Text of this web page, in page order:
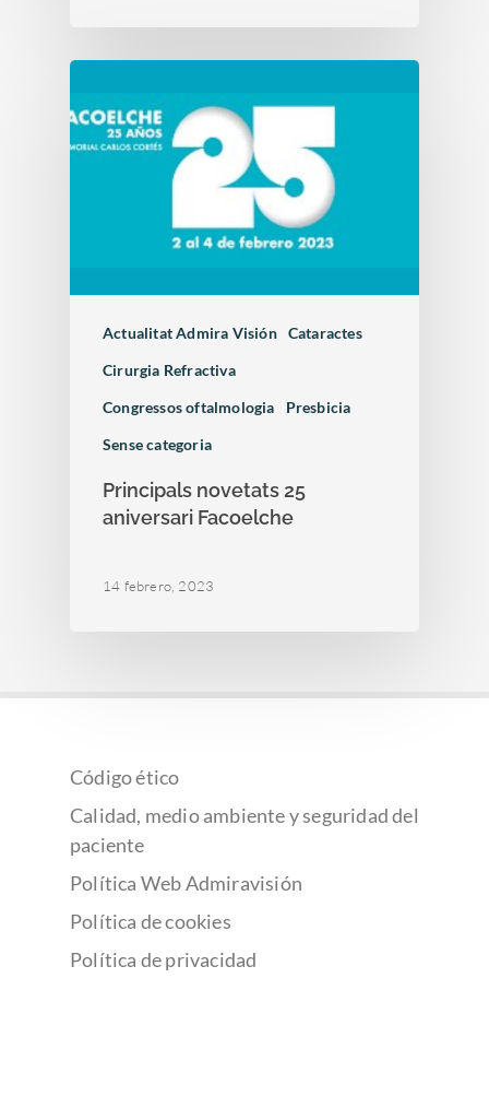
Actualitat Admira Visión Cataractes
Cirurgia Refractiva
Congressos oftalmologia
Presbicia
Sense categoria
Principals novetats 25
aniversari Facoelche
14 febrero, 2023
Código ético
Calidad, medio ambiente y seguridad del
paciente
Política Web Admiravisión
Política de cookies
Política de privacidad